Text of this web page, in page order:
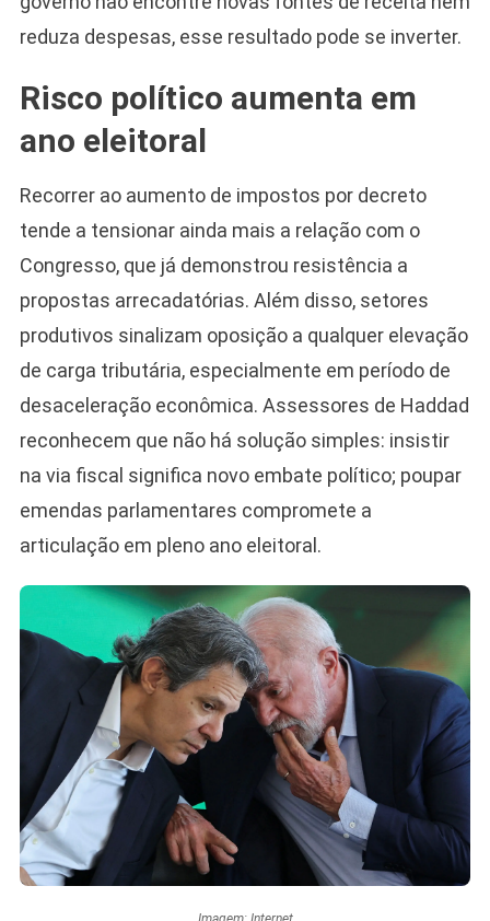
reduza despesas, esse resultado pode se inverter.
Risco político aumenta em
ano eleitoral
Recorrer ao aumento de impostos por decreto
tende a tensionar ainda mais a relação com o
Congresso, que já demonstrou resistência a
propostas arrecadatórias. Além disso, setores
produtivos sinalizam oposição a qualquer elevação
de carga tributária, especialmente em período de
desaceleração econômica. Assessores de Haddad
reconhecem que não há solução simples: insistir
na via fiscal significa novo embate político; poupar
emendas parlamentares compromete a
articulação em pleno ano eleitoral.